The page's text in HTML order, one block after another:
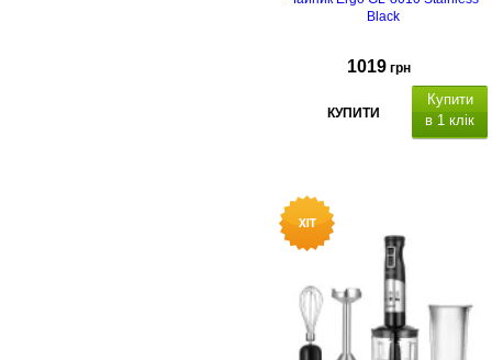
Black
1019 грн
КУПИТИ
Купити
в 1 клік
фільтруюча сітка, підсвічування
LED, автовимикання, захист від
перегріву, контроллер Strix.